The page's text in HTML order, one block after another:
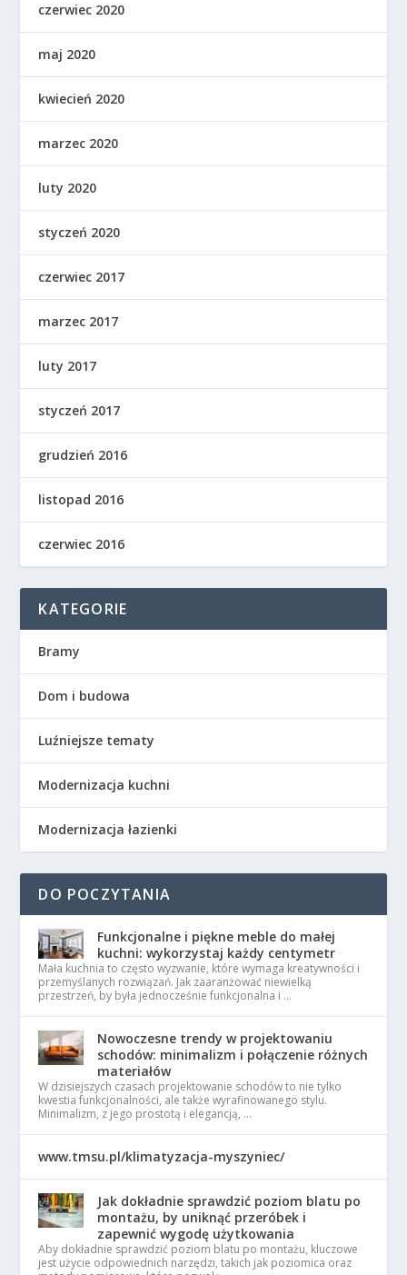
czerwiec 2020
maj 2020
kwiecień 2020
marzec 2020
luty 2020
styczeń 2020
czerwiec 2017
marzec 2017
luty 2017
styczeń 2017
grudzień 2016
listopad 2016
czerwiec 2016
KATEGORIE
Bramy
Dom i budowa
Luźniejsze tematy
Modernizacja kuchni
Modernizacja łazienki
DO POCZYTANIA
Funkcjonalne i piękne meble do małej
kuchni: wykorzystaj każdy centymetr
Mała kuchnia to często wyzwanie, które wymaga kreatywności i
przemyślanych rozwiązań. Jak zaaranżować niewielką
przestrzeń, by była jednocześnie funkcjonalna i …
Nowoczesne trendy w projektowaniu
schodów: minimalizm i połączenie różnych
materiałów
W dzisiejszych czasach projektowanie schodów to nie tylko
kwestia funkcjonalności, ale także wyrafinowanego stylu.
Minimalizm, z jego prostotą i elegancją, …
www.tmsu.pl/klimatyzacja-myszyniec/
Jak dokładnie sprawdzić poziom blatu po
montażu, by uniknąć przeróbek i
zapewnić wygodę użytkowania
Aby dokładnie sprawdzić poziom blatu po montażu, kluczowe
jest użycie odpowiednich narzędzi, takich jak poziomica oraz